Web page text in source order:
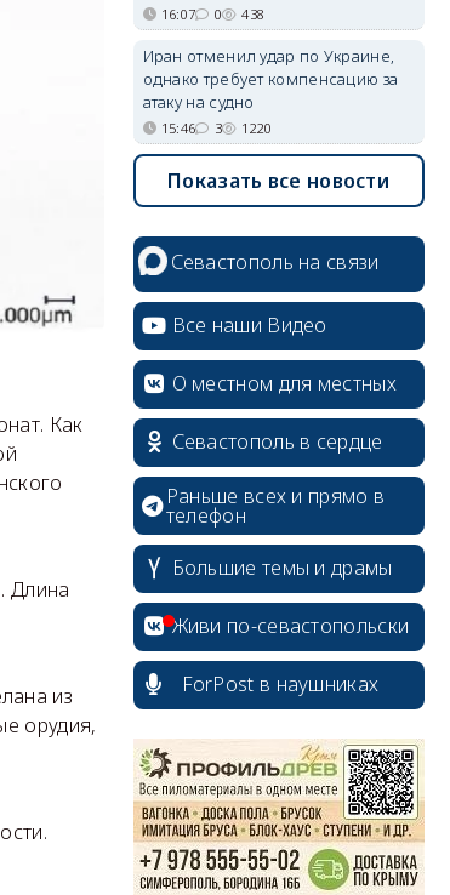
Как
Длина
из
орудия,
16:07 0 438
Иран отменил удар по Украине,
однако требует компенсацию за
атаку на судно
15:46 3 1220
Показать все новости
Севастополь на связи
Все наши Видео
О местном для местных
Севастополь в сердце
Раньше всех и прямо в
телефон
Большие темы и драмы
Живи по-севастопольски
ForPost в наушниках